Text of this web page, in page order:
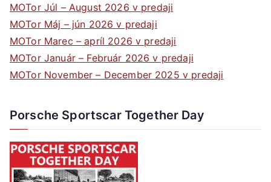
MOTor Júl – August 2026 v predaji
MOTor Máj – jún 2026 v predaji
MOTor Marec – apríl 2026 v predaji
MOTor Január – Február 2026 v predaji
MOTor November – December 2025 v predaji
Porsche Sportscar Together Day